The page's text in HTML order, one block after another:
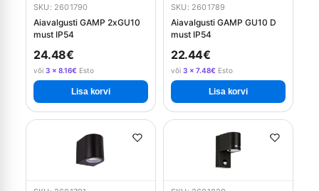
SKU: 2601790
Aiavalgusti GAMP 2xGU10
must IP54
24.48€
või 3 × 8.16€ Esto
Lisa korvi
SKU: 2601789
Aiavalgusti GAMP GU10 D
must IP54
22.44€
või 3 × 7.48€ Esto
Lisa korvi